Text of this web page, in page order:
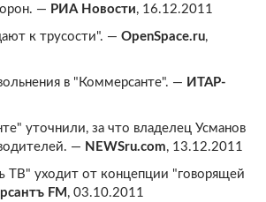
— РИА Новости, 16.12.2011
к трусости". — OpenSpace.ru,
в "Коммерсанте". — ИТАР-
уточнили, за что владелец Усманов
— NEWSru.com, 13.12.2011
ТВ" уходит от концепции "говорящей
FM , 03.10.2011